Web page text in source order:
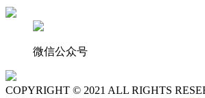
微信公众号
COPYRIGHT © 2021 ALL RIGHTS